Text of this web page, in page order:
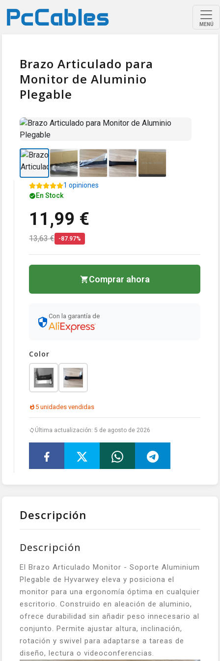
MENÚ
Brazo Articulado para
Monitor de Aluminio
Plegable
1 opiniones
En Stock
11,99 €
13,63 € -87.97%
Comprar ahora
Con la garantía de
Color
5 unidades vendidas
Última actualización: 5 de agosto de 2026
Descripción
Descripción
El Brazo Articulado Monitor - Soporte Aluminium
Plegable de Hyvarwey eleva y posiciona el
monitor para una ergonomía óptima en cualquier
escritorio. Construido en aleación de aluminio,
ofrece durabilidad sin añadir peso innecesario al
conjunto. Permite ajustar altura, inclinación,
rotación y swivel para adaptarse a tareas de
diseño, lectura o videoconferencias.